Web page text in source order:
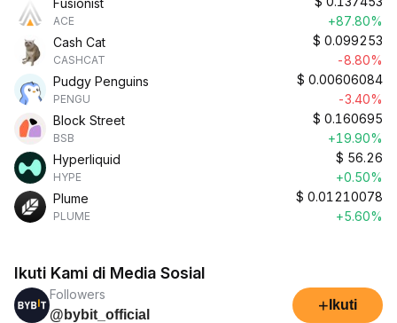
Fusionist
ACE
+87.80%
Cash Cat
CASHCAT
$ 0.099253
-8.80%
Pudgy Penguins
PENGU
$ 0.00606084
-3.40%
Block Street
BSB
$ 0.160695
+19.90%
Hyperliquid
HYPE
$ 56.26
+0.50%
Plume
PLUME
$ 0.01210078
+5.60%
Ikuti Kami di Media Sosial
Followers
@bybit_official
+ Ikuti